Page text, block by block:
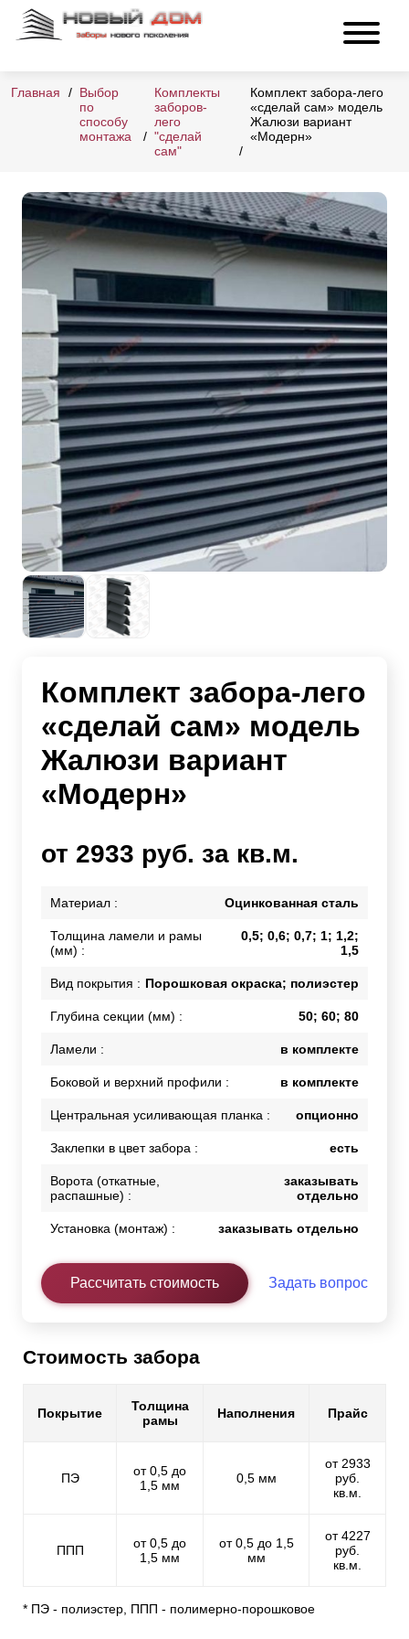
Главная
Выбор
по
способу
монтажа
Комплекты
заборов-
лего
"сделай
сам"
Комплект забора-лего
«сделай сам» модель
Жалюзи вариант
«Модерн»
Комплект забора-лего
«сделай сам» модель
Жалюзи вариант
«Модерн»
от 2933 руб. за кв.м.
Материал : Оцинкованная сталь
Толщина ламели и рамы
(мм) :
0,5; 0,6; 0,7; 1; 1,2;
1,5
Вид покрытия : Порошковая окраска; полиэстер
Глубина секции (мм) : 50; 60; 80
Ламели : в комплекте
Боковой и верхний профили : в комплекте
Центральная усиливающая планка : опционно
Заклепки в цвет забора : есть
Ворота (откатные,
распашные) :
заказывать
отдельно
Установка (монтаж) : заказывать отдельно
Рассчитать стоимость Задать вопрос
Стоимость забора
Покрытие
Толщина
рамы
Наполнения Прайс
ПЭ
от 0,5 до
1,5 мм
0,5 мм
от 2933
руб.
кв.м.
ППП
от 0,5 до
1,5 мм
от 0,5 до 1,5
мм
от 4227
руб.
кв.м.
* ПЭ - полиэстер, ППП - полимерно-порошковое